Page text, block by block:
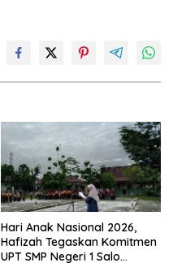
Hari Anak Nasional 2026,
Hafizah Tegaskan Komitmen
UPT SMP Negeri 1 Salo